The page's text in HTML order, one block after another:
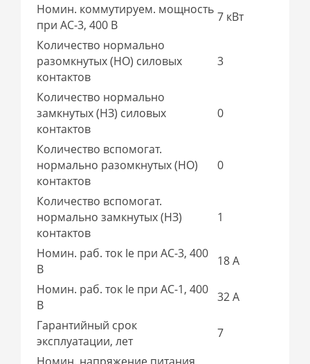
Номин. коммутируем. мощность
при AC-3, 400 В
7 кВт
Количество нормально
разомкнутых (НО) силовых
контактов
3
Количество нормально
замкнутых (НЗ) силовых
контактов
0
Количество вспомогат.
нормально разомкнутых (НО)
контактов
0
Количество вспомогат.
нормально замкнутых (НЗ)
контактов
1
Номин. раб. ток Ie при AC-3, 400
В
18 А
Номин. раб. ток Ie при AC-1, 400
В
32 А
Гарантийный срок
эксплуатации, лет
7